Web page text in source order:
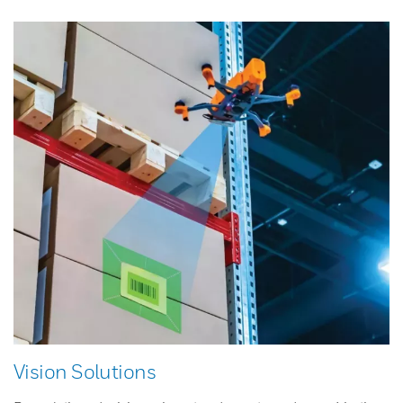
Vision Solutions